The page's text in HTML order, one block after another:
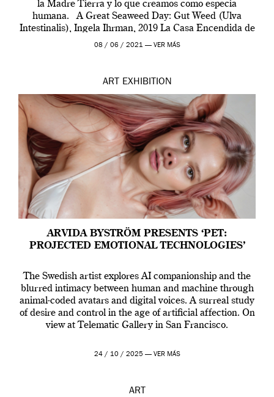
la Madre Tierra y lo que creamos como especia
humana. A Great Seaweed Day: Gut Weed (Ulva
Intestinalis), Ingela Ihrman, 2019 La Casa Encendida de
Madrid y la Wellcome […]
08 / 06 / 2021 — VER MÁS
ART EXHIBITION
ARVIDA BYSTRÖM PRESENTS ‘PET:
PROJECTED EMOTIONAL TECHNOLOGIES’
The Swedish artist explores AI companionship and the
blurred intimacy between human and machine through
animal-coded avatars and digital voices. A surreal study
of desire and control in the age of artificial affection. On
view at Telematic Gallery in San Francisco.
24 / 10 / 2025 — VER MÁS
ART